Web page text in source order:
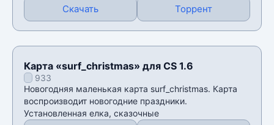
Скачать Торрент
Карта «surf_christmas» для CS 1.6
933
Новогодняя маленькая карта surf_christmas. Карта
воспроизводит новогодние праздники.
Установленная елка, сказочные